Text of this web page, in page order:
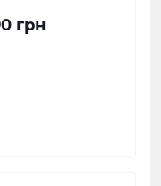
грн